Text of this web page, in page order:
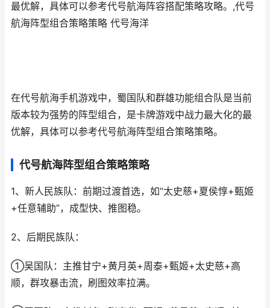
最优解，具体可以参考代号航海阵容搭配策略攻略。,代号
航海阵型组合策略策略 代号海洋
在代号航海手机游戏中，蜀国队和群雄功能组合队是当前
版本较为强势的阵型组合，是卡牌游戏中战力最大化的最
优解，具体可以参考代号航海阵型组合策略策略。
代号航海阵型组合策略策略
1、新人民族队：前期过渡首选，如“太史慈+夏侯惇+甄姬
+任意辅助”，成型快、推图稳。
2、后期民族队：
①吴国队：主推甘宁+黄月英+周泰+甄姬+太史慈+高
顺，群攻暴击流，刷图效率拉满。